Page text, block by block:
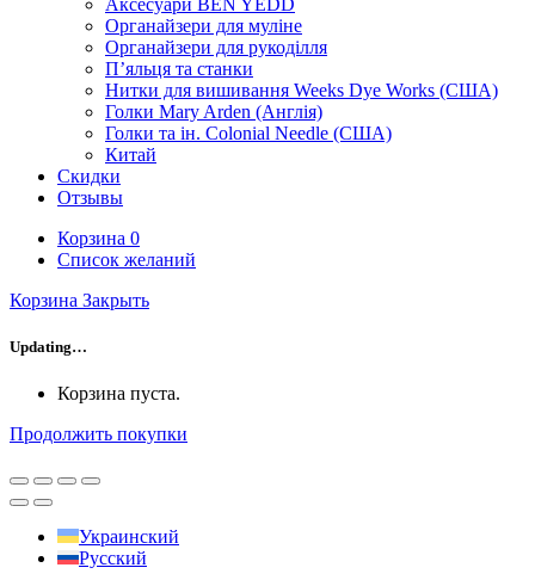
Органайзери для муліне
Органайзери для рукоділля
П’яльця та станки
Нитки для вишивання Weeks Dye Works (США)
Голки Mary Arden (Англія)
Голки та ін. Colonial Needle (США)
Китай
Скидки
Отзывы
Корзина 0
Список желаний
Корзина Закрыть
Updating…
Корзина пуста.
Продолжить покупки
Украинский
Русский